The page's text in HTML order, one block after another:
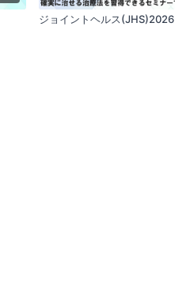
ジョイントヘルス(JHS)2026